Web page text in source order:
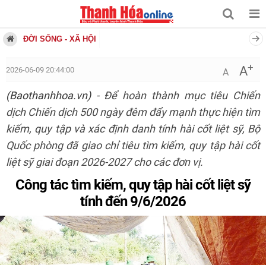
ĐỜI SỐNG - XÃ HỘI
2026-06-09 20:44:00 A A+
(Baothanhhoa.vn)- Để hoàn thành mục tiêu Chiến
dịch Chiến dịch 500 ngày đêm đẩy mạnh thực hiện tìm
kiếm, quy tập và xác định danh tính hài cốt liệt sỹ, Bộ
Quốc phòng đã giao chỉ tiêu tìm kiếm, quy tập hài cốt
liệt sỹ giai đoạn 2026-2027 cho các đơn vị.
Công tác tìm kiếm, quy tập hài cốt liệt sỹ
tính đến 9/6/2026